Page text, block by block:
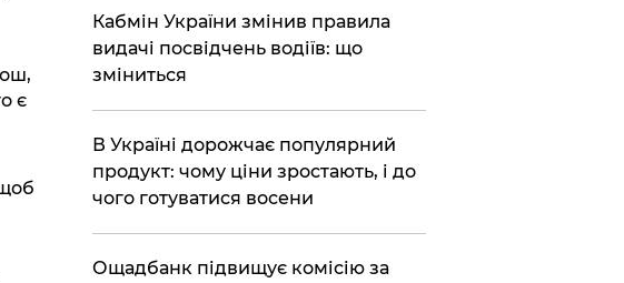
є
​Кабмін України змінив правила
видачі посвідчень водіїв: що
зміниться
В Україні дорожчає популярний
продукт: чому ціни зростають, і до
чого готуватися восени
​Ощадбанк підвищує комісію за